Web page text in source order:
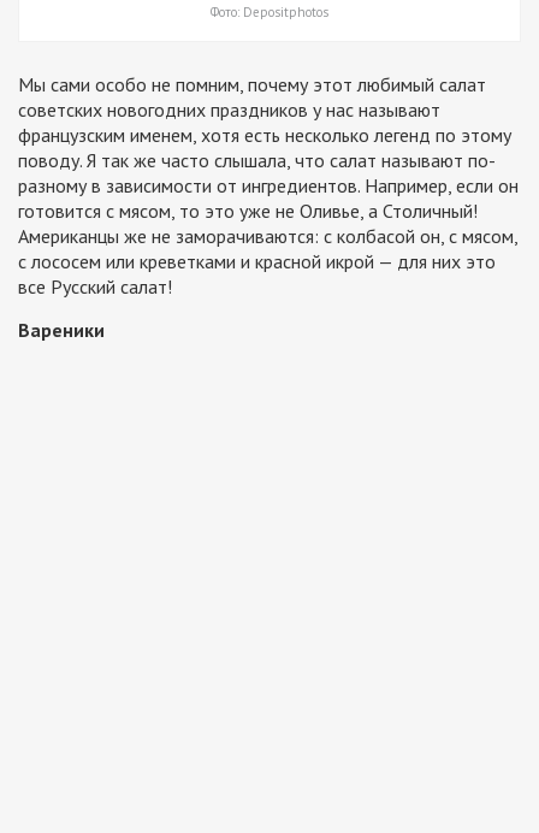
Фото: Depositphotos
Мы сами особо не помним, почему этот любимый салат
советских новогодних праздников у нас называют
французским именем, хотя есть несколько легенд по этому
поводу. Я так же часто слышала, что салат называют по-
разному в зависимости от ингредиентов. Например, если он
готовится с мясом, то это уже не Оливье, а Столичный!
Американцы же не заморачиваются: с колбасой он, с мясом,
с лососем или креветками и красной икрой — для них это
все Русский салат!
Вареники